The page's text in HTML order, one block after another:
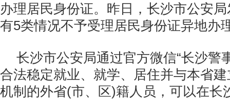
办理居民身份证。昨日，长沙市公安
有5类情况不予受理居民身份证异地办
长沙市公安局通过官方微信“长沙警
合法稳定就业、就学、居住并与本省
机制的外省(市、区)籍人员，可以在长